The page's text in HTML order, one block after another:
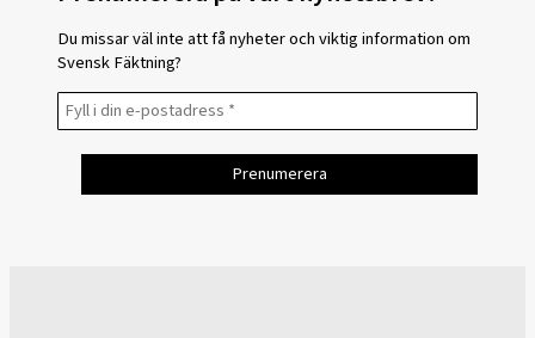
Du missar väl inte att få nyheter och viktig information om
Svensk Fäktning?